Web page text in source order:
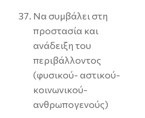
Να συμβάλει στη
προστασία και
ανάδειξη του
περιβάλλοντος
(φυσικού- αστικού-
κοινωνικού-
ανθρωπογενούς)